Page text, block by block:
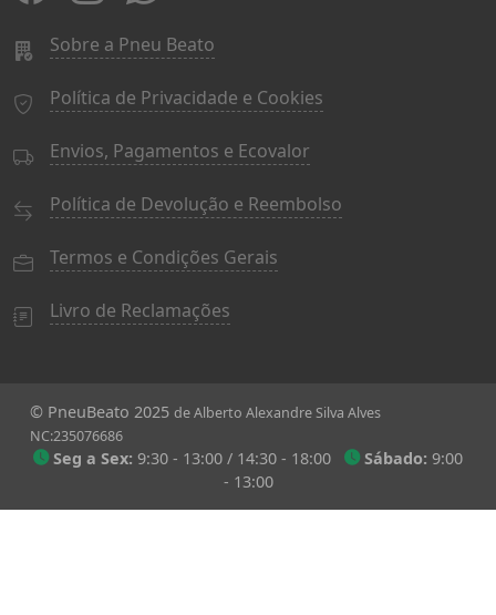
Sobre a Pneu Beato
Política de Privacidade e Cookies
Envios, Pagamentos e Ecovalor
Política de Devolução e Reembolso
Termos e Condições Gerais
Livro de Reclamações
© PneuBeato 2025 de Alberto Alexandre Silva Alves
NC:235076686
Seg a Sex: 9:30 - 13:00 / 14:30 - 18:00 Sábado: 9:00
- 13:00